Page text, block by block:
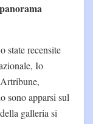
state recensite
Io
sono apparsi sul
galleria si